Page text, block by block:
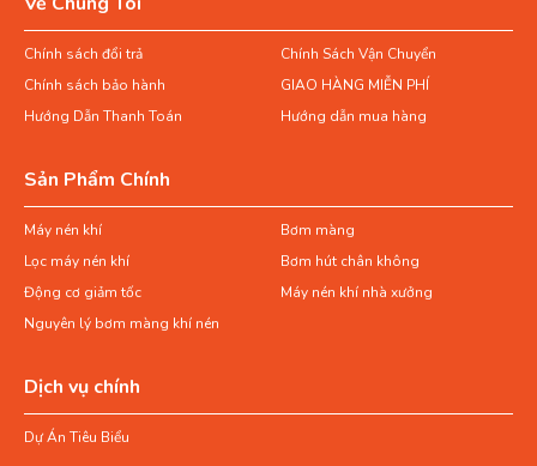
Chính sách đổi trả
Chính Sách Vận Chuyển
Chính sách bảo hành
GIAO HÀNG MIỄN PHÍ
Hướng Dẫn Thanh Toán
Hướng dẫn mua hàng
Sản Phẩm Chính
Máy nén khí
Bơm màng
Lọc máy nén khí
Bơm hút chân không
Động cơ giảm tốc
Máy nén khí nhà xưởng
Nguyên lý bơm màng khí nén
Dịch vụ chính
Dự Án Tiêu Biểu